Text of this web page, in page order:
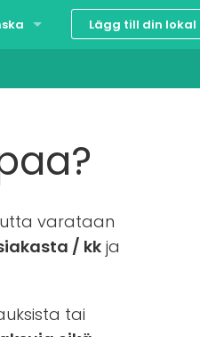
Lägg till din lokal
varataan
/ kk ja
tai